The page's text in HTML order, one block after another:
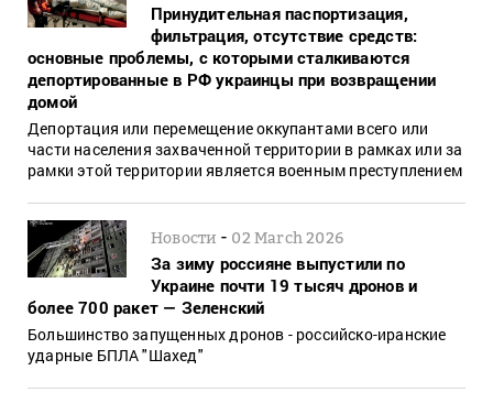
Принудительная паспортизация,
фильтрация, отсутствие средств:
основные проблемы, с которыми сталкиваются
депортированные в РФ украинцы при возвращении
домой
Депортация или перемещение оккупантами всего или
части населения захваченной территории в рамках или за
рамки этой территории является военным преступлением
Новости - 02 March 2026
За зиму россияне выпустили по
Украине почти 19 тысяч дронов и
более 700 ракет — Зеленский
Большинство запущенных дронов - российско-иранские
ударные БПЛА "Шахед"